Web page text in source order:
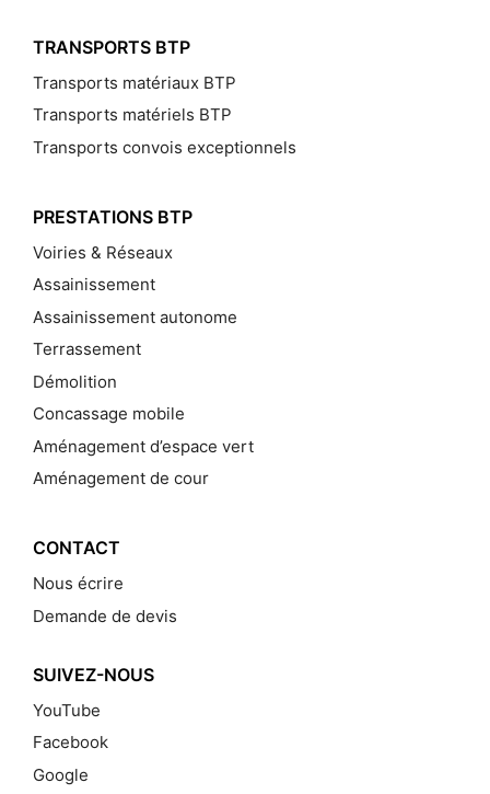
TRANSPORTS BTP
Transports matériaux BTP
Transports matériels BTP
Transports convois exceptionnels
PRESTATIONS BTP
Voiries & Réseaux
Assainissement
Assainissement autonome
Terrassement
Démolition
Concassage mobile
Aménagement d’espace vert
Aménagement de cour
CONTACT
Nous écrire
Demande de devis
SUIVEZ-NOUS
YouTube
Facebook
Google